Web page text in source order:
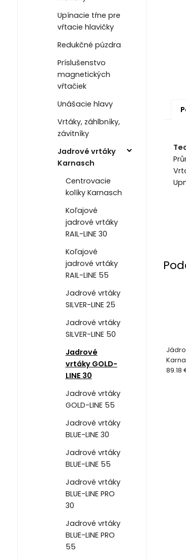
Upínacie tŕne pre
vŕtacie hlavičky
Redukčné púzdra
Príslušenstvo
magnetických
vŕtačiek
Unášacie hlavy
Vrtáky, záhlbníky,
závitníky
Jadrové vrtáky
Karnasch
Centrovacie
kolíky Karnasch
Koľajové
jadrové vrtáky
RAIL-LINE 30
Koľajové
jadrové vrtáky
RAIL-LINE 55
Jadrové vrtáky
SILVER-LINE 25
Jadrové vrtáky
SILVER-LINE 50
Jadrové
vrtáky GOLD-
LINE 30
Jadrové vrtáky
GOLD-LINE 55
Jadrové vrtáky
BLUE-LINE 30
Jadrové vrtáky
BLUE-LINE 55
Jadrové vrtáky
BLUE-LINE PRO
30
Jadrové vrtáky
BLUE-LINE PRO
55
89.18